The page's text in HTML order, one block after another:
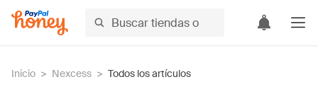
Inicio > Nexcess > Todos los artículos